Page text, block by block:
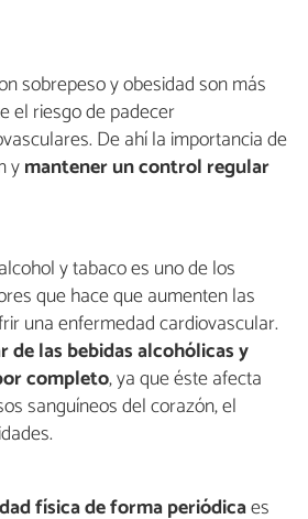
sobrepeso y obesidad son más
el riesgo de padecer
De ahí la importancia de
ymantener un control regular
y tabaco es uno de los
que hace que aumenten las
una enfermedad cardiovascular.
de las bebidas alcohólicas y
completo, ya que éste afecta
sanguíneos del corazón, el
física de forma periódicaes